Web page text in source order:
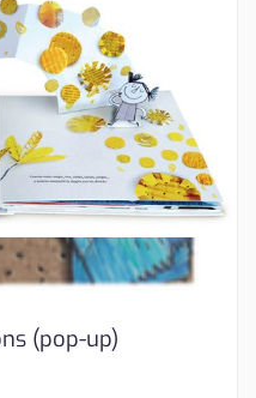
(pop-up)